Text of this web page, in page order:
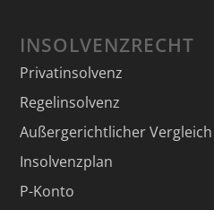
INSOLVENZRECHT
Privatinsolvenz
Regelinsolvenz
Außergerichtlicher Vergleich
Insolvenzplan
P-Konto